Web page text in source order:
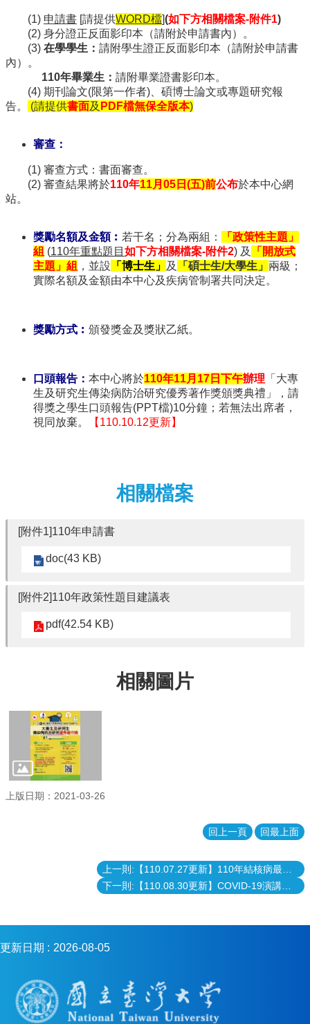
臺
學
病
學
(1) 申請書 [請提供WORD檔](如下方相關檔案-附件1)
(2) 身分證正反面影印本（請附於申請書內）。
(3) 在學學生： 請附學生證正反面影印本（請附於申請書
內）。
110年畢業生： 請附畢業證書影印本。
(4) 期刊論文(限第一作者)、碩博士論文或專題研究報
告。
(請提供書面及 PDF檔無保全版本)
審查：
(1) 審查方式：書面審查。
(2) 審查結果將於110年11月05日(五)前公布於本中心網
站。
獎勵名額及金額︰ 若干名；分為兩組：
「政策性主題」
組 (110年重點題目 如下方相關檔案-附件2) 及
「開放式
主題」組 ，並設 「博士生」 及 「碩士生/大學生」 兩級；
實際名額及金額由本中心及疾病管制署共同決定。
獎勵方式︰ 頒發獎金及獎狀乙紙。
口頭報告： 本中心將於110年11月17日下午辦理 「大專
生及研究生傳染病防治研究優秀著作獎頒獎典禮」，請
得獎之學生口頭報告(PPT檔)10分鐘；若無法出席者，
視同放棄。
【110.10.12更新】
相關檔案
[附件1]110年申請書
doc(43 KB)
[附件2]110年政策性題目建議表
pdf(42.54 KB)
相關圖片
上版日期：2021-03-26
回上一頁 回最上面
上一則:【110.07.27更新】110年結核病最新診治指引及臨床實例
下一則:【110.08.30更新】COVID-19演講系列 - 從新興傳染病到季節流行疾病的挑戰與因應
更新日期 2026-08-05